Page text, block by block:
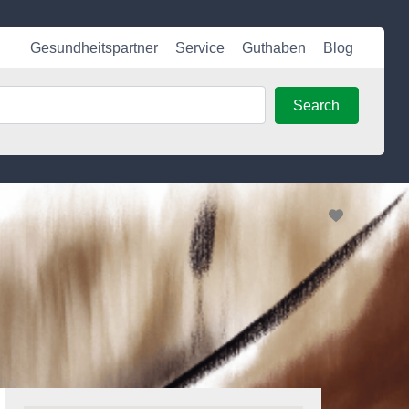
Gesundheitspartner Service Guthaben Blog
Search
Favorite